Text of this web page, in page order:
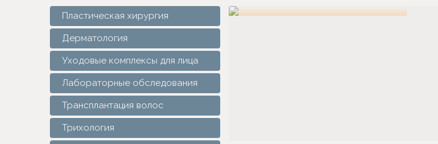
Пластическая хирургия
Дерматология
Уходовые комплексы для лица
Лабораторные обследования
Трансплантация волос
Трихология